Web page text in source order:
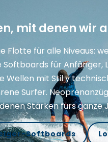
mit denen wir
Flotte für alle Niveaus:
Softboards für Anfänger,
Wellen mit Stil y
Surfer.
Stärken fürs ganze
Softboards